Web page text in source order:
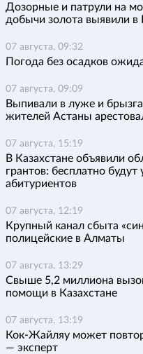
Дозорные и патрули на
добычи золота выявили
07 августа, 09:32
Погода без осадков
07 августа, 09:09
Выпивали в луже и
жителей Астаны
07 августа, 15:19
В Казахстане объявили
грантов: бесплатно будут
абитуриентов
07 августа, 12:19
Крупный канал сбыта
полицейские в Алматы
07 августа, 13:29
Свыше 5,2 миллиона
помощи в Казахстане
07 августа, 13:19
Кок-Жайляу может
— эксперт